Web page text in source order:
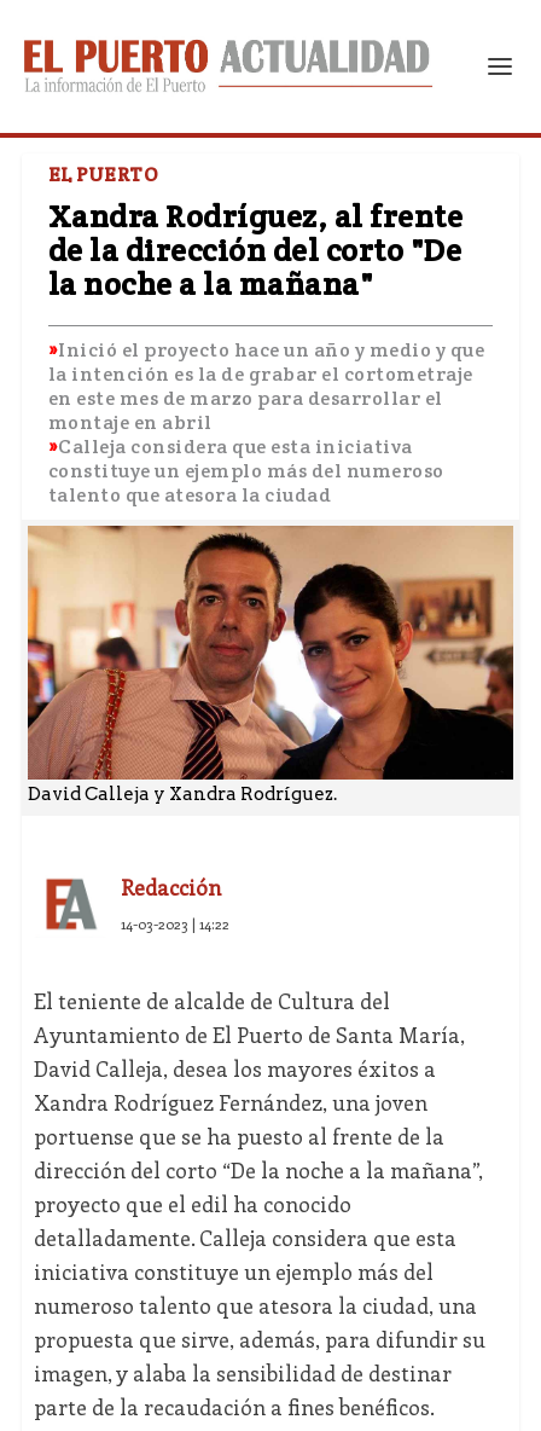
EL PUERTO
Xandra Rodríguez, al frente
de la dirección del corto "De
la noche a la mañana"
Inició el proyecto hace un año y medio y que
la intención es la de grabar el cortometraje
en este mes de marzo para desarrollar el
montaje en abril
Calleja considera que esta iniciativa
constituye un ejemplo más del numeroso
talento que atesora la ciudad
David Calleja y Xandra Rodríguez.
Redacción
14-03-2023 | 14:22
El teniente de alcalde de Cultura del
Ayuntamiento de El Puerto de Santa María,
David Calleja, desea los mayores éxitos a
Xandra Rodríguez Fernández, una joven
portuense que se ha puesto al frente de la
dirección del corto “De la noche a la mañana”,
proyecto que el edil ha conocido
detalladamente. Calleja considera que esta
iniciativa constituye un ejemplo más del
numeroso talento que atesora la ciudad, una
propuesta que sirve, además, para difundir su
imagen, y alaba la sensibilidad de destinar
parte de la recaudación a fines benéficos.